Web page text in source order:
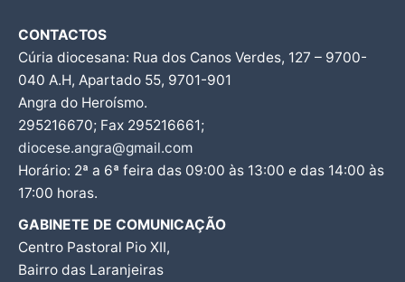
CONTACTOS
Cúria diocesana: Rua dos Canos Verdes, 127 – 9700-
040 A.H, Apartado 55, 9701-901
Angra do Heroísmo.
295216670; Fax 295216661;
diocese.angra@gmail.com
Horário: 2ª a 6ª feira das 09:00 às 13:00 e das 14:00 às
17:00 horas.
GABINETE DE COMUNICAÇÃO
Centro Pastoral Pio XII,
Bairro das Laranjeiras